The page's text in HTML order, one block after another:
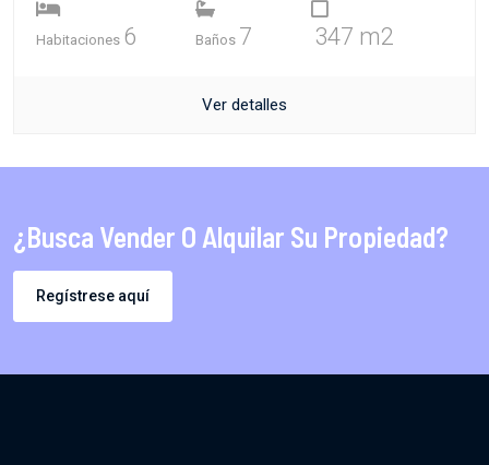
Habitaciones 6 Baños 7 347 m2
Ver detalles
¿Busca Vender O Alquilar Su Propiedad?
Regístrese aquí